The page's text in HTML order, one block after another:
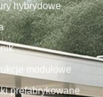
hybrydowe
modułowe
prefabrykowane